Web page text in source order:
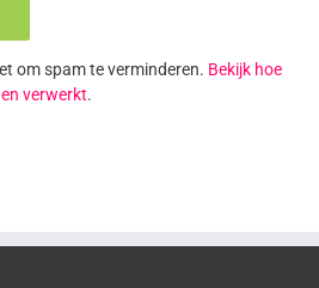
om spam te verminderen. Bekijk hoe
verwerkt.